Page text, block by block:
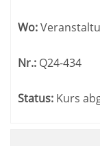
Wo:
Nr.: Q24-434
Status: Kurs